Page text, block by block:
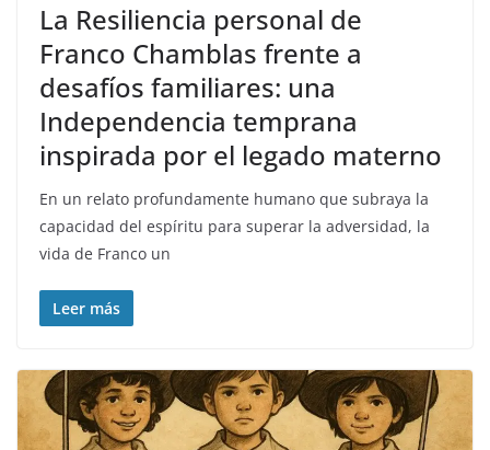
La Resiliencia personal de
Franco Chamblas frente a
desafíos familiares: una
Independencia temprana
inspirada por el legado materno
En un relato profundamente humano que subraya la
capacidad del espíritu para superar la adversidad, la
vida de Franco un
Leer más